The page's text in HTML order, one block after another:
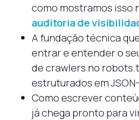
como mostramos isso
auditoria de
A fundação técnica
entrar e entender o
de crawlers no
estruturados em
Como escrever
já chega pronto para